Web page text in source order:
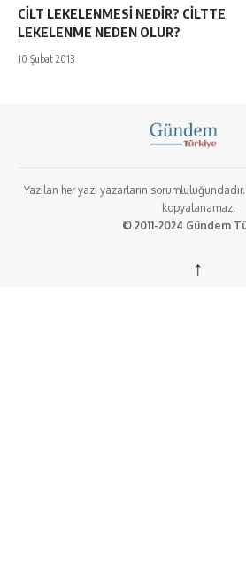
CİLT LEKELENMESİ NEDİR? CİLTTE
LEKELENME NEDEN OLUR?
10 Şubat 2013
Yazılan her yazı yazarların
kopyalanamaz.
© 2011-2024 Gündem
↑